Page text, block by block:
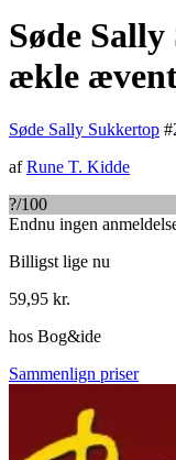
Søde
ækle
Søde Sally Sukkertop #
afRune T. Kidde
?/100
Endnu ingen
Billigst lige nu
59,95 kr.
hos Bog&ide
Sammenlign priser